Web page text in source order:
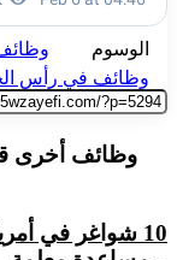
الوسوم
وظائف في رأس
وظائف أخرى
10 شواغر في